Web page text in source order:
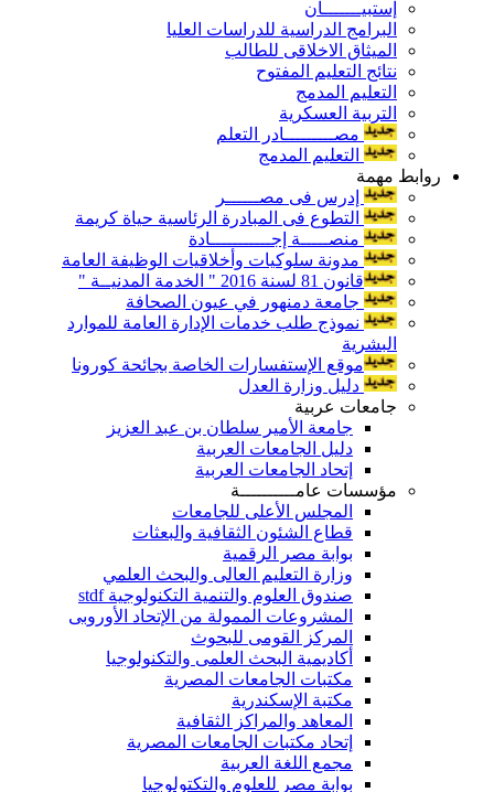
إستبيـــــــان
البرامج الدراسية للدراسات العليا
الميثاق الاخلاقى للطالب
نتائج التعليم المفتوح
التعليم المدمج
التربية العسكرية
مصـــــــــادر التعلم
التعليم المدمج
روابط مهمة
إدرس فى مصــــــر
التطوع فى المبادرة الرئاسية حياة كريمة
منصـــــة إجـــــــــــادة
مدونة سلوكيات وأخلاقيات الوظيفة العامة
قانون 81 لسنة 2016 " الخدمة المدنيــة "
جامعة دمنهور في عيون الصحافة
نموذج طلب خدمات الإدارة العامة للموارد
البشرية
موقع الإستفسارات الخاصة بجائحة كورونا
دليل وزارة العدل
جامعات عربية
جامعة الأمير سلطان بن عبد العزيز
دليل الجامعات العربية
إتحاد الجامعات العربية
مؤسسات عامــــــــــة
المجلس الأعلى للجامعات
قطاع الشئون الثقافية والبعثات
بوابة مصر الرقمية
وزارة التعليم العالى والبحث العلمي
صندوق العلوم والتنمية التكنولوجية stdf
المشروعات الممولة من الإتحاد الأوروبى
المركز القومى للبحوث
أكاديمية البحث العلمى والتكنولوجيا
مكتبات الجامعات المصرية
مكتبة الإسكندرية
المعاهد والمراكز الثقافية
إتحاد مكتبات الجامعات المصرية
مجمع اللغة العربية
بوابة مصر للعلوم والتكتولوجيا